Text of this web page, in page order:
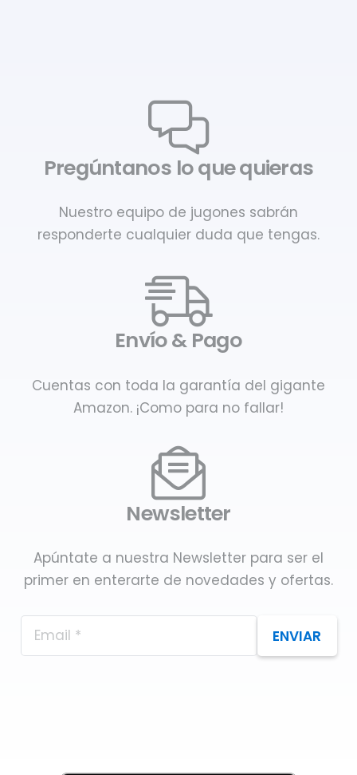
Pregúntanos lo que quieras
Nuestro equipo de jugones sabrán
responderte cualquier duda que tengas.
Envío & Pago
Cuentas con toda la garantía del gigante
Amazon. ¡Como para no fallar!
Newsletter
Apúntate a nuestra Newsletter para ser el
primer en enterarte de novedades y ofertas.
ENVIAR